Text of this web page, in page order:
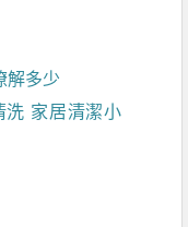
解多少
洗 家居清潔小